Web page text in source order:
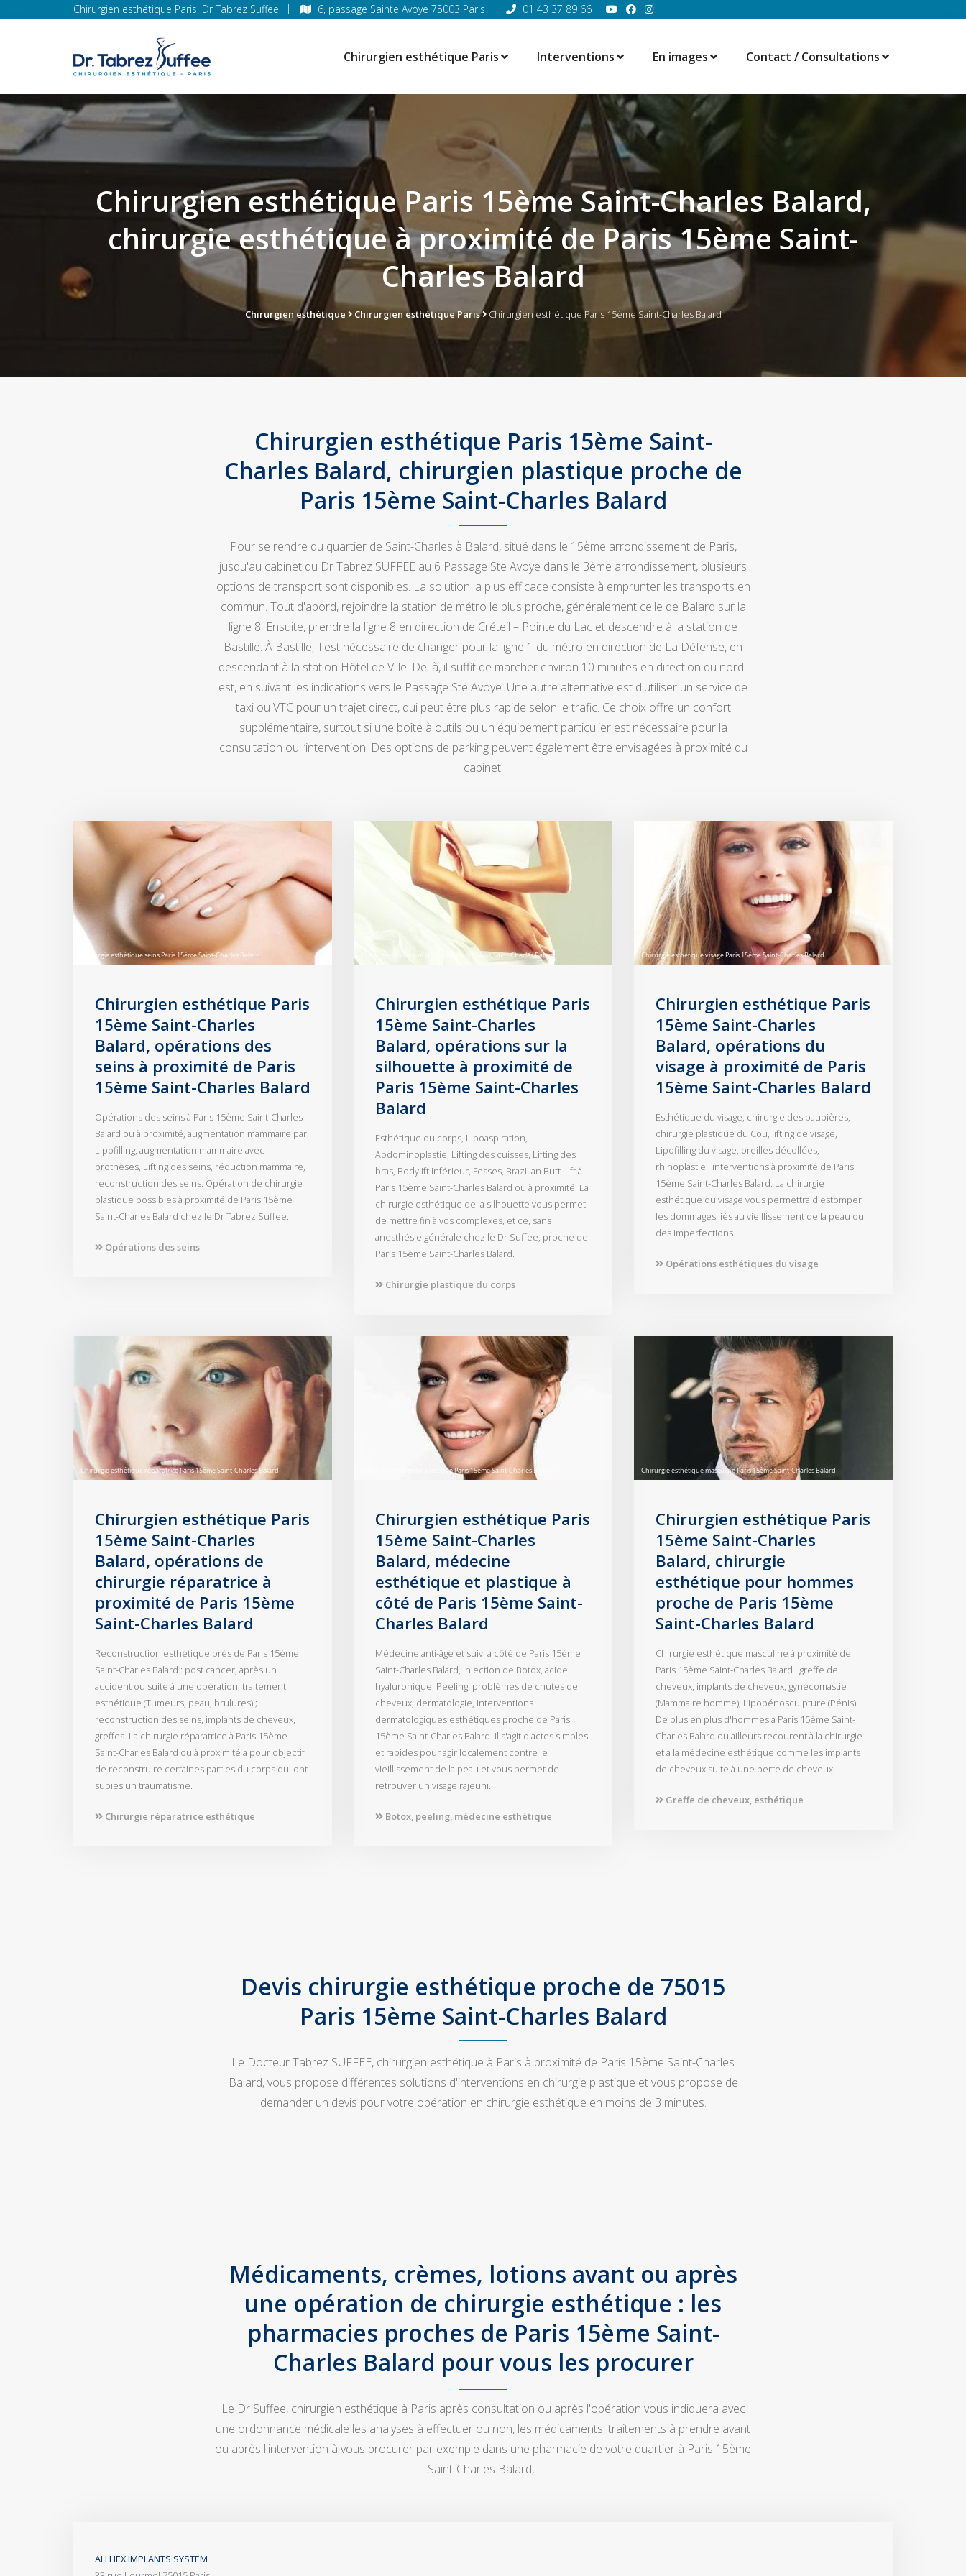
Chirurgien esthétique Paris, Dr Tabrez Suffee 6, passage Sainte Avoye 75003 Paris 01 43 37 89 66
Chirurgien esthétique Paris Interventions En images Contact / Consultations
Chirurgien esthétique Paris 15ème Saint-Charles Balard,
chirurgie esthétique à proximité de Paris 15ème Saint-
Charles Balard
Chirurgien esthétique Chirurgien esthétique Paris Chirurgien esthétique Paris 15ème Saint-Charles Balard
Chirurgien esthétique Paris 15ème Saint-
Charles Balard, chirurgien plastique proche de
Paris 15ème Saint-Charles Balard
Pour se rendre du quartier de Saint-Charles à Balard, situé dans le 15ème arrondissement de Paris,
jusqu'au cabinet du Dr Tabrez SUFFEE au 6 Passage Ste Avoye dans le 3ème arrondissement, plusieurs
options de transport sont disponibles. La solution la plus efficace consiste à emprunter les transports en
commun. Tout d'abord, rejoindre la station de métro le plus proche, généralement celle de Balard sur la
ligne 8. Ensuite, prendre la ligne 8 en direction de Créteil – Pointe du Lac et descendre à la station de
Bastille. À Bastille, il est nécessaire de changer pour la ligne 1 du métro en direction de La Défense, en
descendant à la station Hôtel de Ville. De là, il suffit de marcher environ 10 minutes en direction du nord-
est, en suivant les indications vers le Passage Ste Avoye. Une autre alternative est d'utiliser un service de
taxi ou VTC pour un trajet direct, qui peut être plus rapide selon le trafic. Ce choix offre un confort
supplémentaire, surtout si une boîte à outils ou un équipement particulier est nécessaire pour la
consultation ou l’intervention. Des options de parking peuvent également être envisagées à proximité du
cabinet.
Chirurgien esthétique Paris
15ème Saint-Charles
Balard, opérations des
seins à proximité de Paris
15ème Saint-Charles Balard
Opérations des seins à Paris 15ème Saint-Charles
Balard ou à proximité, augmentation mammaire par
Lipofilling, augmentation mammaire avec
prothèses, Lifting des seins, réduction mammaire,
reconstruction des seins. Opération de chirurgie
plastique possibles à proximité de Paris 15ème
Saint-Charles Balard chez le Dr Tabrez Suffee.
Opérations des seins
Chirurgien esthétique Paris
15ème Saint-Charles
Balard, opérations sur la
silhouette à proximité de
Paris 15ème Saint-Charles
Balard
Esthétique du corps, Lipoaspiration,
Abdominoplastie, Lifting des cuisses, Lifting des
bras, Bodylift inférieur, Fesses, Brazilian Butt Lift à
Paris 15ème Saint-Charles Balard ou à proximité. La
chirurgie esthétique de la silhouette vous permet
de mettre fin à vos complexes, et ce, sans
anesthésie générale chez le Dr Suffee, proche de
Paris 15ème Saint-Charles Balard.
Chirurgie plastique du corps
Chirurgien esthétique Paris
15ème Saint-Charles
Balard, opérations du
visage à proximité de Paris
15ème Saint-Charles Balard
Esthétique du visage, chirurgie des paupières,
chirurgie plastique du Cou, lifting de visage,
Lipofilling du visage, oreilles décollées,
rhinoplastie : interventions à proximité de Paris
15ème Saint-Charles Balard. La chirurgie
esthétique du visage vous permettra d'estomper
les dommages liés au vieillissement de la peau ou
des imperfections.
Opérations esthétiques du visage
Chirurgien esthétique Paris
15ème Saint-Charles
Balard, opérations de
chirurgie réparatrice à
proximité de Paris 15ème
Saint-Charles Balard
Reconstruction esthétique près de Paris 15ème
Saint-Charles Balard : post cancer, après un
accident ou suite à une opération, traitement
esthétique (Tumeurs, peau, brulures) ;
reconstruction des seins, implants de cheveux,
greffes. La chirurgie réparatrice à Paris 15ème
Saint-Charles Balard ou à proximité a pour objectif
de reconstruire certaines parties du corps qui ont
subies un traumatisme.
Chirurgie réparatrice esthétique
Chirurgien esthétique Paris
15ème Saint-Charles
Balard, médecine
esthétique et plastique à
côté de Paris 15ème Saint-
Charles Balard
Médecine anti-âge et suivi à côté de Paris 15ème
Saint-Charles Balard, injection de Botox, acide
hyaluronique, Peeling, problèmes de chutes de
cheveux, dermatologie, interventions
dermatologiques esthétiques proche de Paris
15ème Saint-Charles Balard. Il s'agit d'actes simples
et rapides pour agir localement contre le
vieillissement de la peau et vous permet de
retrouver un visage rajeuni.
Botox, peeling, médecine esthétique
Chirurgien esthétique Paris
15ème Saint-Charles
Balard, chirurgie
esthétique pour hommes
proche de Paris 15ème
Saint-Charles Balard
Chirurgie esthétique masculine à proximité de
Paris 15ème Saint-Charles Balard : greffe de
cheveux, implants de cheveux, gynécomastie
(Mammaire homme), Lipopénosculpture (Pénis).
De plus en plus d'hommes à Paris 15ème Saint-
Charles Balard ou ailleurs recourent à la chirurgie
et à la médecine esthétique comme les implants
de cheveux suite à une perte de cheveux.
Greffe de cheveux, esthétique
Devis chirurgie esthétique proche de 75015
Paris 15ème Saint-Charles Balard
Le Docteur Tabrez SUFFEE, chirurgien esthétique à Paris à proximité de Paris 15ème Saint-Charles
Balard, vous propose différentes solutions d'interventions en chirurgie plastique et vous propose de
demander un devis pour votre opération en chirurgie esthétique en moins de 3 minutes.
Médicaments, crèmes, lotions avant ou après
une opération de chirurgie esthétique : les
pharmacies proches de Paris 15ème Saint-
Charles Balard pour vous les procurer
Le Dr Suffee, chirurgien esthétique à Paris après consultation ou après l'opération vous indiquera avec
une ordonnance médicale les analyses à effectuer ou non, les médicaments, traitements à prendre avant
ou après l'intervention à vous procurer par exemple dans une pharmacie de votre quartier à Paris 15ème
Saint-Charles Balard, .
ALLHEX IMPLANTS SYSTEM